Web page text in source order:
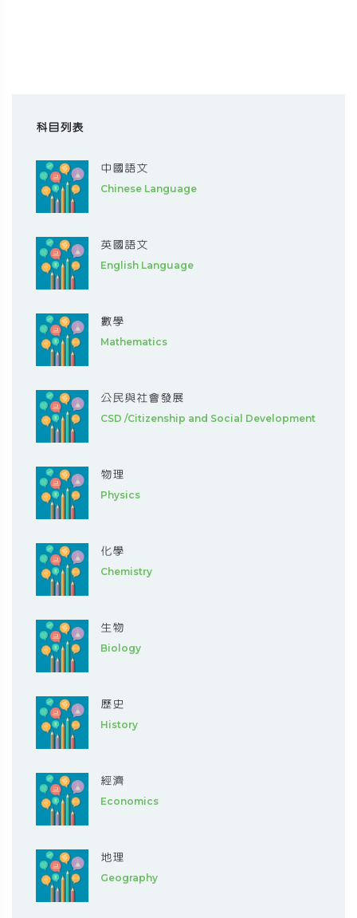
科目列表
中國語文
Chinese Language
英國語文
English Language
數學
Mathematics
公民與社會發展
CSD /Citizenship and Social Development
物理
Physics
化學
Chemistry
生物
Biology
歷史
History
經濟
Economics
地理
Geography